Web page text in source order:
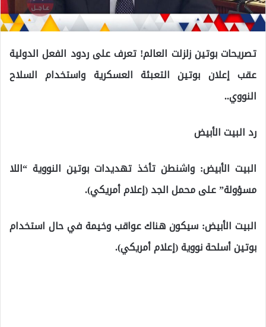
تصريحات بوتين زلزلت العالم! تعرف على ردود الفعل الدولية
عقب إعلان بوتين التعبئة العسكرية واستخدام السلاح
النووي..
رد البيت الأبيض
البيت الأبيض: واشنطن تأخذ تهديدات بوتين النووية “اللا
مسؤولة” على محمل الجد (إعلام أمريكي).
البيت الأبيض: سيكون هناك عواقب وخيمة في حال استخدام
بوتين أسلحة نووية (إعلام أمريكي).